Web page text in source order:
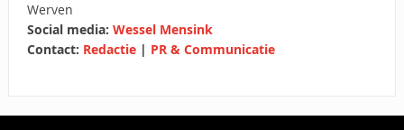
Werven
Social media: Wessel Mensink
Contact: Redactie| PR & Communicatie